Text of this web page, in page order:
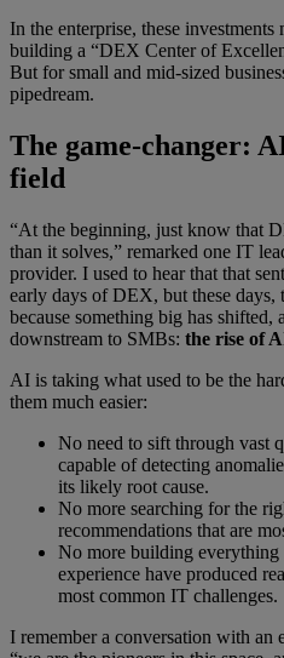
In the enterprise, these
building a “DEX Center of
But for small and mid-sized
pipedream.
The game-changer:
field
“At the beginning, just know that
than it solves,” remarked one IT
provider. I used to hear that that
early days of DEX, but these days,
because something big has
downstream to SMBs: the rise of
AI is taking what used to be the
them much easier:
No need to sift through
capable of detecting
its likely root cause.
No more searching for the
recommendations that are
No more building
experience have produced
most common IT challenges.
I remember a conversation with